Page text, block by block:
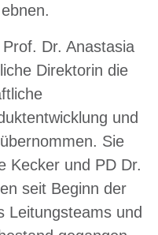
Dr. Anastasia
Direktorin die
und
Sie
Kecker und PD Dr.
seit Beginn der
Leitungsteams und